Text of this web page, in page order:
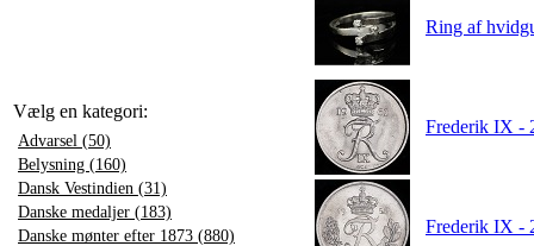
Vælg en kategori:
Advarsel (50)
Belysning (160)
Dansk Vestindien (31)
Danske medaljer (183)
Danske mønter efter 1873 (880)
Ring af
Frederik IX -
Frederik IX -